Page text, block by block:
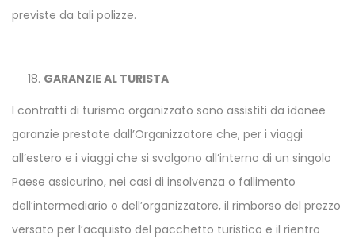
previste da tali polizze.
GARANZIE AL TURISTA
I contratti di turismo organizzato sono assistiti da idonee
garanzie prestate dall’Organizzatore che, per i viaggi
all’estero e i viaggi che si svolgono all’interno di un singolo
Paese assicurino, nei casi di insolvenza o fallimento
dell’intermediario o dell’organizzatore, il rimborso del prezzo
versato per l’acquisto del pacchetto turistico e il rientro